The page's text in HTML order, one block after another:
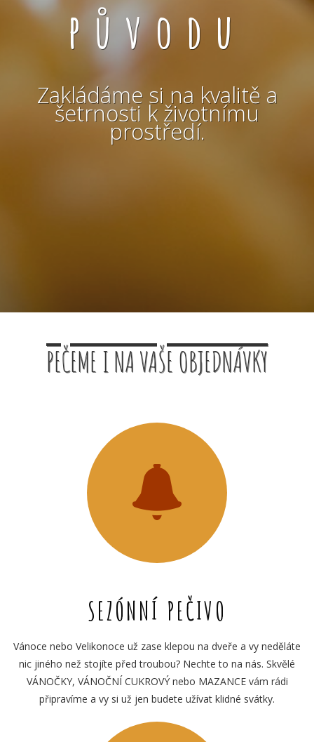
původu
Zakládáme si na kvalitě a
šetrnosti k životnímu
prostředí.
PEČEME I NA VAŠE OBJEDNÁVKY
SEZÓNNÍ PEČIVO
Vánoce nebo Velikonoce už zase klepou na dveře a vy neděláte
nic jiného než stojíte před troubou? Nechte to na nás. Skvělé
VÁNOČKY, VÁNOČNÍ CUKROVÝ nebo MAZANCE vám rádi
připravíme a vy si už jen budete užívat klidné svátky.